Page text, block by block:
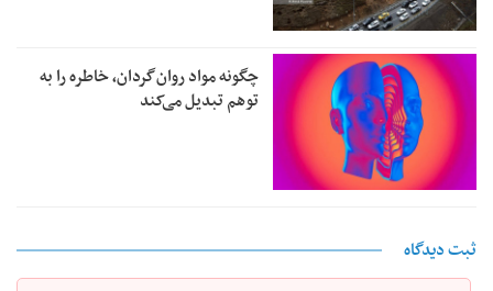
چگونه مواد روان‌گردان، خاطره را به
توهم تبدیل می‌کند
ثبت دیدگاه